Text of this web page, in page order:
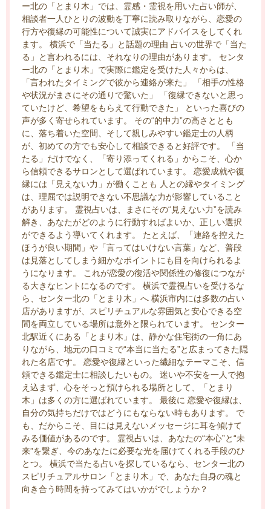
ー北の「とまり木」では、霊感・霊視を用いた占い師が、
相談者一人ひとりの波動を丁寧に読み取りながら、恋愛の
行方や復縁の可能性について誠実にアドバイスをしてくれ
ます。 横浜で「当たる」と話題の理由 占いの世界で「当た
る」と言われるには、それなりの理由があります。 センタ
ー北の「とまり木」で実際に鑑定を受けた人々からは、
「言われたタイミングで彼から連絡が来た」 「相手の性格
や状況がまさにその通りで驚いた」 「復縁できないと思っ
ていたけど、希望をもらえて行動できた」 といった喜びの
声が多く寄せられています。 その“的中力”の高さととも
に、落ち着いた空間、そして親しみやすい鑑定士の人柄
が、初めての方でも安心して相談できると好評です。 「当
たる」だけでなく、「寄り添ってくれる」からこそ、心か
ら信頼できるサロンとして選ばれています。 恋愛成就や復
縁には「見えない力」が働くことも 人との縁やタイミング
は、理屈では説明できない不思議な力が影響していること
があります。 霊視占いは、まさにその“見えない力”を読み
解き、あなたがどのように行動すればよいか、正しい選択
ができるよう導いてくれます。 たとえば、「連絡を控えた
ほうが良い期間」や「言ってはいけない言葉」など、普段
は見落としてしまう細かなポイントにも目を向けられるよ
うになります。 これが恋愛の復活や関係性の修復につなが
る大きなヒントになるのです。 横浜で霊視占いを受けるな
ら、センター北の「とまり木」へ 横浜市内には多数の占い
店がありますが、スピリチュアルな雰囲気と安心できる空
間を両立している場所は意外と限られています。 センター
北駅近くにある「とまり木」は、静かな住宅街の一角にあ
りながら、地元の口コミで“本当に当たる”と広まってきた隠
れた名店です。 恋愛や復縁といった繊細なテーマこそ、信
頼できる鑑定士に相談したいもの。 迷いや不安を一人で抱
え込まず、心をそっと預けられる場所として、「とまり
木」は多くの方に選ばれています。 最後に 恋愛や復縁は、
自分の気持ちだけではどうにもならない時もあります。 で
も、だからこそ、目には見えないメッセージに耳を傾けて
みる価値があるのです。 霊視占いは、あなたの“本心”と“未
来”を繋ぎ、今のあなたに必要な光を届けてくれる手段のひ
とつ。 横浜で当たる占いを探しているなら、センター北の
スピリチュアルサロン「とまり木」で、あなた自身の魂と
向き合う時間を持ってみてはいかがでしょうか？